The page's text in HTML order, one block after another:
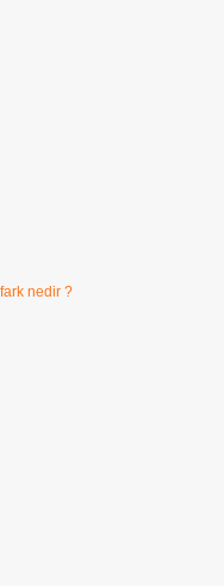
nedir ?